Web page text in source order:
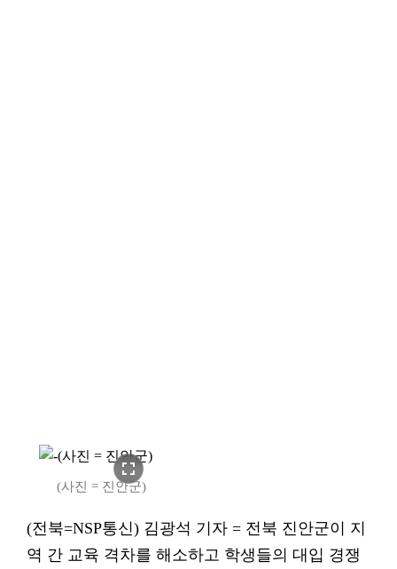
fullscreen
(사진 = 진안군)
(전북=NSP통신) 김광석 기자 = 전북 진안군이 지
역 간 교육 격차를 해소하고 학생들의 대입 경쟁